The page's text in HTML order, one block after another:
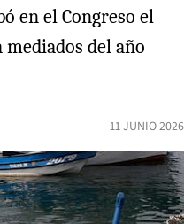
en el Congreso el
del año
11 JUNIO 2026